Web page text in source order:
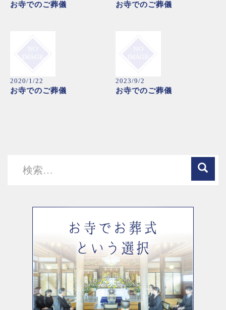
お寺でのご葬儀 お寺でのご葬儀
2020/1/22
お寺でのご葬儀
2023/9/2
お寺でのご葬儀